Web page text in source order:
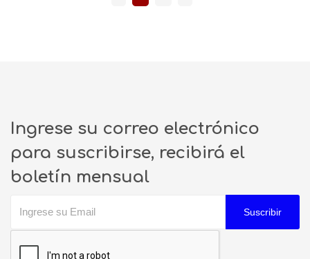
Ingrese su correo electrónico
para suscribirse, recibirá el
boletín mensual
Suscribir